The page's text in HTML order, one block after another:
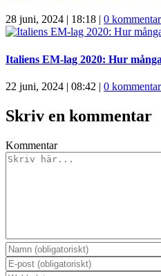
28 juni, 2024 | 18:18 | 0
Italiens EM-lag 2020: Hur
22 juni, 2024 | 08:42 | 0
Skriv en kommentar
Kommentar